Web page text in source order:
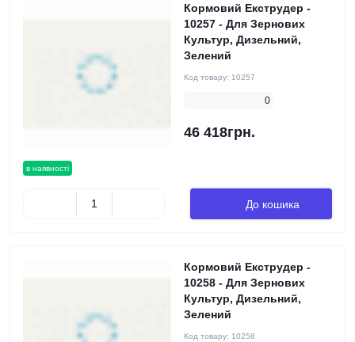
в наявності
Кормовий Екструдер -
10257 - Для Зернових
Культур, Дизельний,
Зелений
Код товару: 10257
0
46 418грн.
До кошика
Кормовий Екструдер -
10258 - Для Зернових
Культур, Дизельний,
Зелений
Код товару: 10258